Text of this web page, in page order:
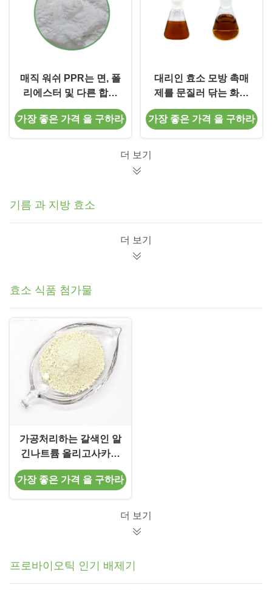
매직 워쉬 PPR는 면, 폴
리에스터 및 다른 합성
섬유에 인디고 염료가
재배포되는 것을 방지합
가장 좋은 가격 을 구하라
대리인 효소 모방 촉매
제를 문질러 닦는 화학
을 씻는 복합 저온
가장 좋은 가격 을 구하라
더 보기
기름 과 지방 효소
더 보기
효소 식품 첨가물
가공처리하는 갈색인 알
긴나트륨 올리고사카라
이드를 위한 알기네이트
리아제 효소 식품 첨가
가장 좋은 가격 을 구하라
더 보기
프로바이오틱 인기 배제기